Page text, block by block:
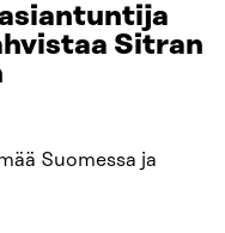
Sitran
Suomessa ja